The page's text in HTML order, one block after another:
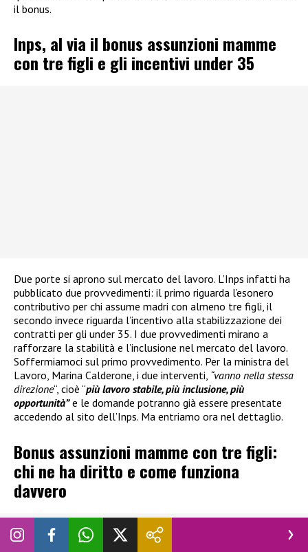
il bonus.
Inps, al via il bonus assunzioni mamme
con tre figli e gli incentivi under 35
Due porte si aprono sul mercato del lavoro. L’Inps infatti ha
pubblicato due provvedimenti: il primo riguarda l’esonero
contributivo per chi assume madri con almeno tre figli, il
secondo invece riguarda l’incentivo alla stabilizzazione dei
contratti per gli under 35. I due provvedimenti mirano a
rafforzare la stabilità e l’inclusione nel mercato del lavoro.
Soffermiamoci sul primo provvedimento. Per la ministra del
Lavoro, Marina Calderone, i due interventi, “vanno nella stessa
direzione“, cioè “più lavoro stabile, più inclusione, più
opportunità”e le domande potranno già essere presentate
accedendo al sito dell’Inps. Ma entriamo ora nel dettaglio.
Bonus assunzioni mamme con tre figli:
chi ne ha diritto e come funziona
davvero